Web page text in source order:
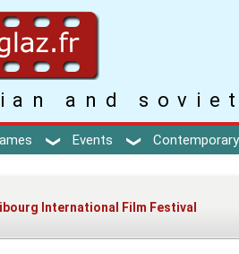
and
Events
International Film Festival